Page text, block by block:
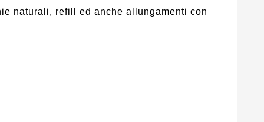
naturali, refill ed anche allungamenti con